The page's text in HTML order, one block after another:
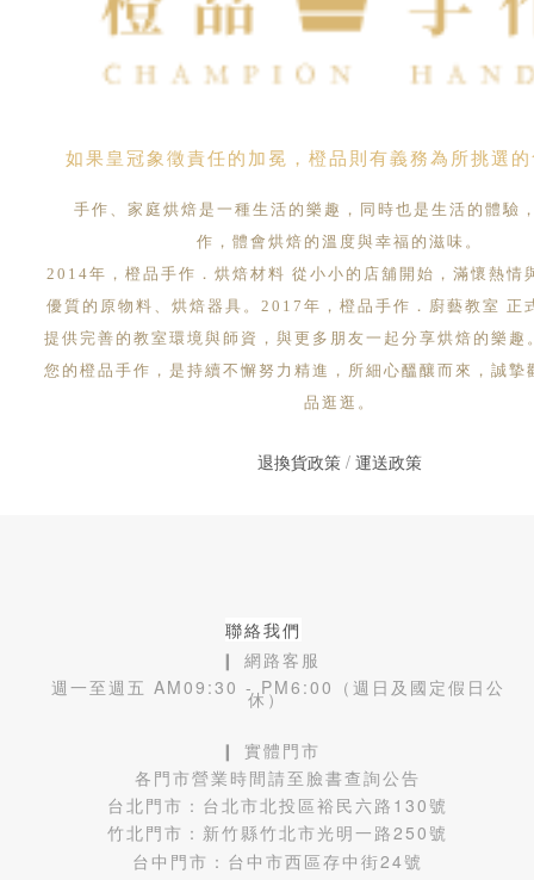
如果皇冠象徵責任的加冕，橙品則有義務為所挑選
手作、家庭烘焙是一種生活的樂趣，同時也是生活的體驗
作，體會烘焙的溫度與幸福的滋味。
2014年，橙品手作．烘焙材料 從小小的店舖開始，滿懷熱情
優質的原物料、烘焙器具。2017年，橙品手作．廚藝教室 正
提供完善的教室環境與師資，與更多朋友一起分享烘焙的樂趣
您的橙品手作，是持續不懈努力精進，所細心醞釀而來，誠摯
品逛逛。
退換貨政策/ 運送政策
聯絡我們
❙ 網路客服
週一至週五 AM09:30 - PM6:00（週日及國定假日公
休）
❙ 實體門市
各門市營業時間請至臉書查詢公告
台北門市： 台北市北投區裕民六路130號
竹北門市： 新竹縣竹北市光明一路250號
台中門市： 台中市西區存中街24號